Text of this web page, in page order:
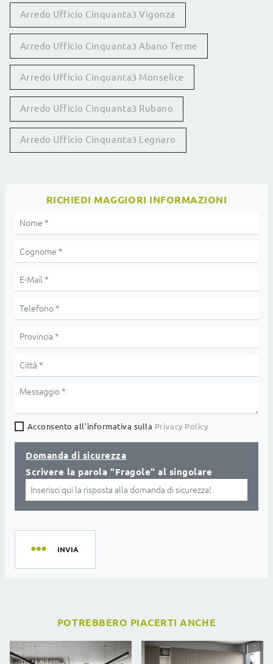
Arredo Ufficio Cinquanta3 Vigonza
Arredo Ufficio Cinquanta3 Abano Terme
Arredo Ufficio Cinquanta3 Monselice
Arredo Ufficio Cinquanta3 Rubano
Arredo Ufficio Cinquanta3 Legnaro
RICHIEDI MAGGIORI INFORMAZIONI
Acconsento all'informativa sulla Privacy Policy
Domanda di sicurezza
Scrivere la parola "Fragole" al singolare
INVIA
POTREBBERO PIACERTI ANCHE